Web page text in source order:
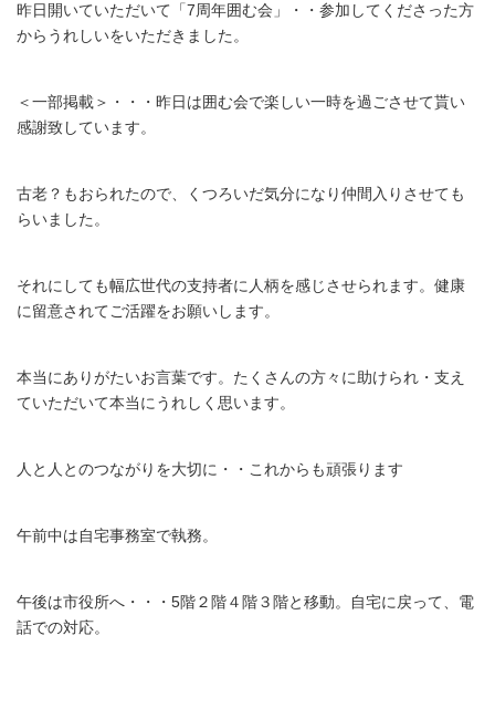
新
日
昨日開いていただいて「7周年囲む会」・・参加してくださった方
からうれしいをいただきました。
＜一部掲載＞・・・昨日は囲む会で楽しい一時を過ごさせて貰い
感謝致しています。
古老？もおられたので、くつろいだ気分になり仲間入りさせても
らいました。
それにしても幅広世代の支持者に人柄を感じさせられます。健康
に留意されてご活躍をお願いします。
本当にありがたいお言葉です。たくさんの方々に助けられ・支え
ていただいて本当にうれしく思います。
人と人とのつながりを大切に・・これからも頑張ります
午前中は自宅事務室で執務。
午後は市役所へ・・・5階２階４階３階と移動。自宅に戻って、電
話での対応。